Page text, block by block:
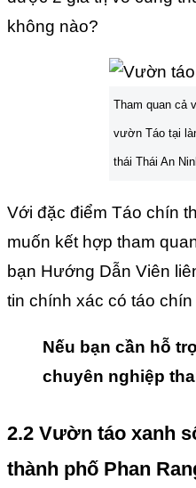
không nào?
Tham quan cả
vườn Táo tại
thái Thái An
Với đặc điểm Táo chín
muốn kết hợp tham
bạn Hướng Dẫn Viên
tin chính xác có táo
Nếu bạn cần hỗ
chuyên nghiệp
2.2 Vườn táo xanh
thành phố Phan